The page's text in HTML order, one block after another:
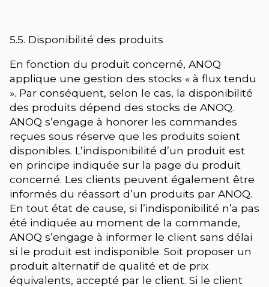
5.5. Disponibilité des produits
En fonction du produit concerné, ANOQ
applique une gestion des stocks « à flux tendu
». Par conséquent, selon le cas, la disponibilité
des produits dépend des stocks de ANOQ.
ANOQ s’engage à honorer les commandes
reçues sous réserve que les produits soient
disponibles. L’indisponibilité d’un produit est
en principe indiquée sur la page du produit
concerné. Les clients peuvent également être
informés du réassort d’un produits par ANOQ.
En tout état de cause, si l’indisponibilité n’a pas
été indiquée au moment de la commande,
ANOQ s’engage à informer le client sans délai
si le produit est indisponible. Soit proposer un
produit alternatif de qualité et de prix
équivalents, accepté par le client. Si le client